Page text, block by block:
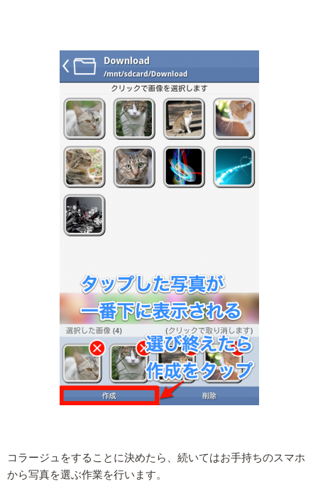
コラージュをすることに決めたら、続いてはお手持ちのスマホ
から写真を選ぶ作業を行います。